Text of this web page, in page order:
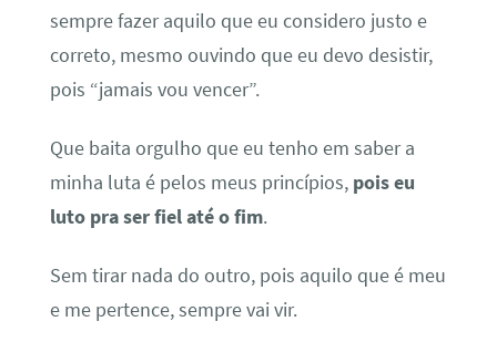
sempre fazer aquilo que eu considero justo e
correto, mesmo ouvindo que eu devo desistir,
pois “jamais vou vencer”.
Que baita orgulho que eu tenho em saber a
minha luta é pelos meus princípios, pois eu
luto pra ser fiel até o fim.
Sem tirar nada do outro, pois aquilo que é meu
e me pertence, sempre vai vir.